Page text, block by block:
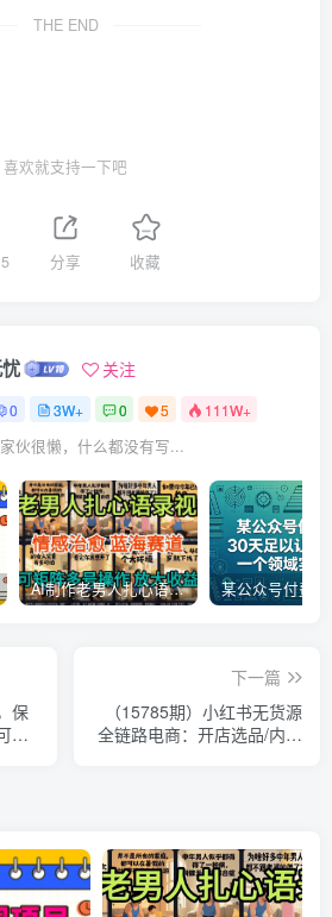
THE END
喜欢就支持一下吧
分享 收藏
关注
0 3W+ 0 5 111W+
伙很懒，什么都没有写...
AI制作老男人扎心语录，5分钟一条，操作简单，流量非常大，保姆级教程
保
以
下一篇
（15785期）小红书无货源
全链路电商：开店选品/内容